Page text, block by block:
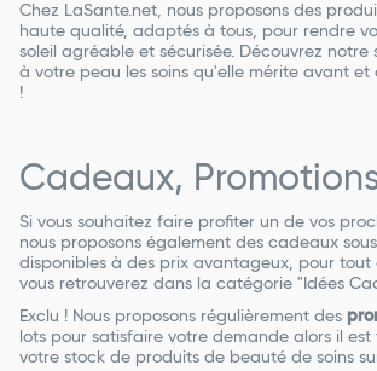
Chez LaSante.net, nous proposons des
haute qualité, adaptés à tous, pour rendre
soleil agréable et sécurisée. Découvrez notre
à votre peau les soins qu'elle mérite avant et
!
Cadeaux,
Si vous souhaitez faire profiter un de vos
nous proposons également des cadeaux
disponibles à des prix avantageux, pour tout
vous retrouverez dans la catégorie "Idées
Exclu ! Nous proposons régulièrement des
lots pour satisfaire votre demande alors il
votre stock de produits de beauté de soins